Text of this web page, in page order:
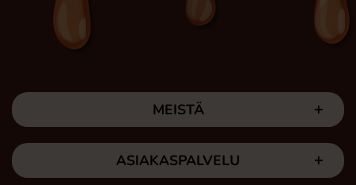
MEISTÄ
ASIAKASPALVELU